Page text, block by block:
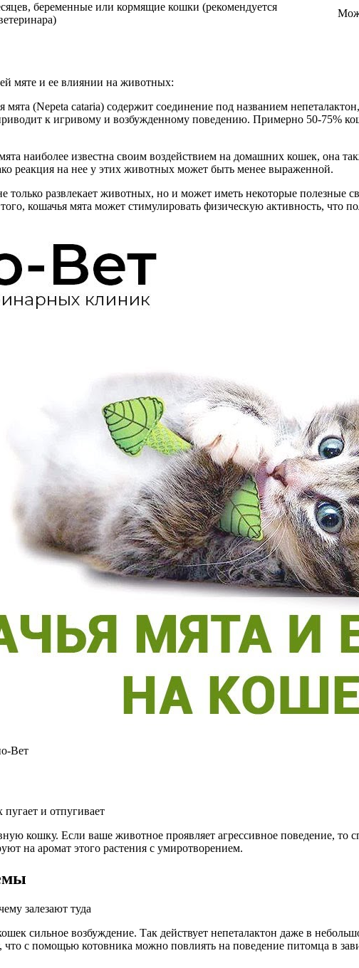
беременные или кормящие кошки (рекомендуется
мяте и ее влиянии на животных:
мята (Nepeta cataria) содержит соединение под названием
к игривому и возбужденному поведению. Примерно 50-75%
наиболее известна своим воздействием на домашних кошек, она
реакция на нее у этих животных может быть менее выраженной.
только развлекает животных, но и может иметь некоторые
кошачья мята может стимулировать физическую активность, что
Вет
и отпугивает
кошку. Если ваше животное проявляет агрессивное поведение, то
на аромат этого растения с умиротворением.
залезают туда
сильное возбуждение. Так действует непеталактон даже в
с помощью котовника можно повлиять на поведение питомца в